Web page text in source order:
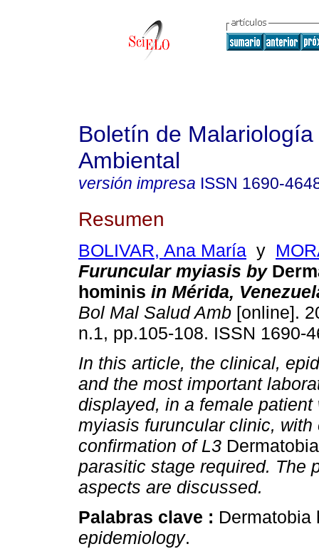
Boletín de
Ambiental
versión impresa ISSN 1690-
Resumen
BOLIVAR, Ana María y
Furuncular myiasis by
hominis in Mérida,
Bol Mal Salud Amb [online].
n.1, pp.105-108. ISSN 1690-
In this article, the clinical,
and the most important
displayed, in a female patient
myiasis furuncular clinic, with
confirmation of L3
parasitic stage required. The
aspects are discussed.
Palabras clave :
epidemiology.